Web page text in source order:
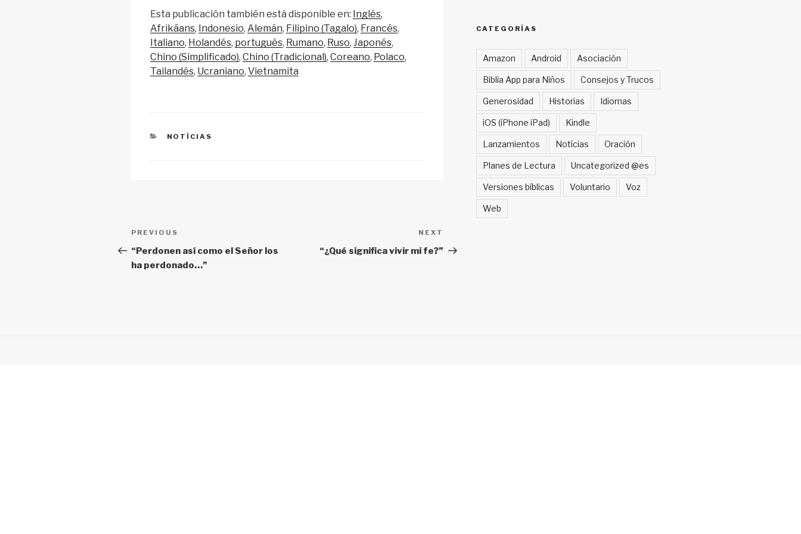
p
y
Li
n
ail c
e
b
o
at
s
A
p
a
p
c
h
ar
e
Esta publicación también está disponible en: Inglés
Afrikáans
Indonesio Alemán Filipino (Tagalo) Francés
Italiano Holandés portugués Rumano Ruso Japonés
Chino (Simplificado) Chino (Tradicional) Coreano Polaco
Tailandés Ucraniano Vietnamita
CATEGORIES
NOTÍCIAS
Post
navigation
Previous
Post
PREVIOUS
“Perdonen así como el Señor los
ha perdonado…”
Post
NEXT
“¿Qué significa vivir mi fe?”
CATEGORÍAS
Amazon Android Asociación
Biblia App para Niños Consejos y Trucos
Generosidad Historias Idiomas
iOS (iPhone iPad) Kindle
Lanzamientos Notícias Oración
Planes de Lectura Uncategorized @es
Versiones bíblicas Voluntario Voz
Web